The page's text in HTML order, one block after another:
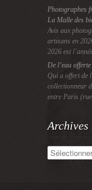
Photographes
La Malle des
Avis aux
artisans en
2026 est
De l’eau
Qui a offert de
collectionneur
entre Paris (rue
Archives
Archives